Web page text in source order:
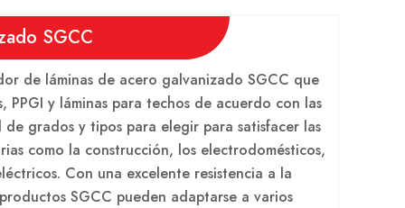
SGCC
de láminas de acero galvanizado SGCC que
PPGI y láminas para techos de acuerdo con las
de grados y tipos para elegir para satisfacer las
como la construcción, los electrodomésticos,
Con una excelente resistencia a la
SGCC pueden adaptarse a varios